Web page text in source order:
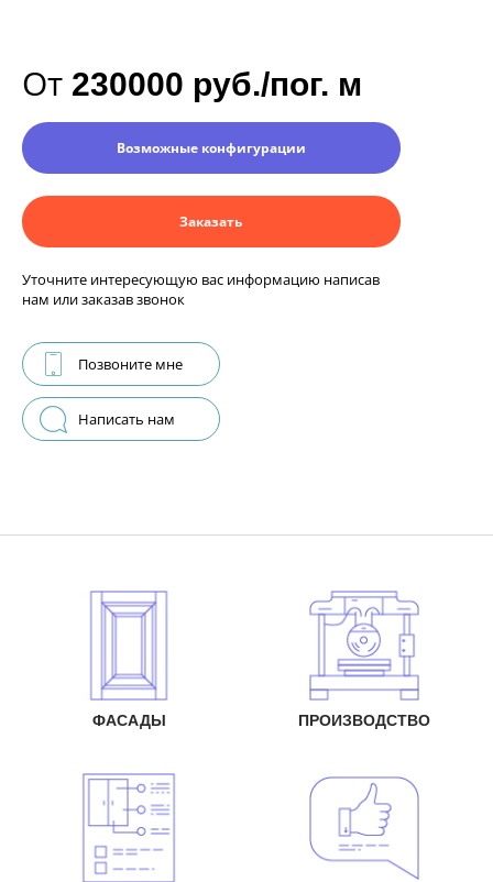
От 230000 руб./пог. м
Возможные конфигурации
Заказать
Уточните интересующую вас информацию написав
нам или заказав звонок
Позвоните мне
Написать нам
ФАСАДЫ ПРОИЗВОДСТВО